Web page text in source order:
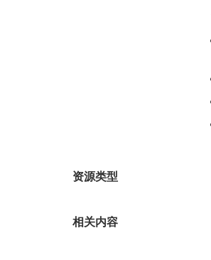
资源类型
相关内容